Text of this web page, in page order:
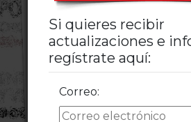
Si quieres recibir
actualizaciones e
regístrate aquí:
Correo: